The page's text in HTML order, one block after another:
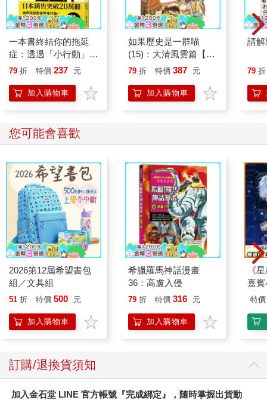
一本書終結你的拖延
症：透過「小行動」打
開大腦的行動開關，懶
的37個科學方法
79 折 特價 237 元
加入購物車
如果歷史是一群喵
(15)：大清風雲篇【萌
貓漫畫學歷史】
79 折 特價 387 元
加入購物車
請解
79 折
您可能會喜歡
2026第12屆希望書包
組／文具組
51 折 特價 500 元
加入購物車
希臘羅馬神話漫畫
36：高盧入侵
79 折 特價 316 元
加入購物車
《
嘉
特價
訂購/退換貨須知
加入金石堂 LINE 官方帳號『完成綁定』，隨時掌握出貨動